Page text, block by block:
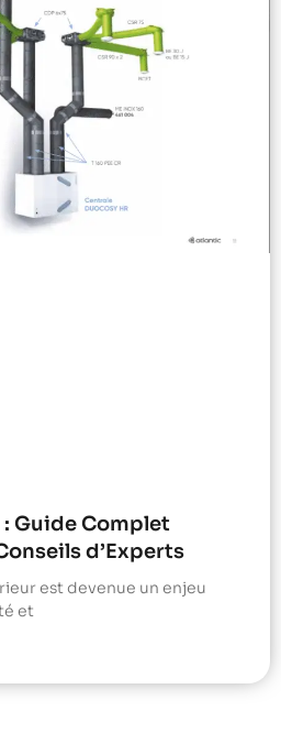
: Guide Complet
d’Experts
est devenue un enjeu
et